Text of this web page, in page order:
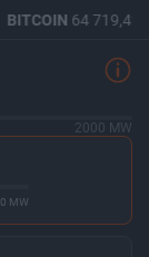
BITCOIN64 719,42
2000 MW
MW